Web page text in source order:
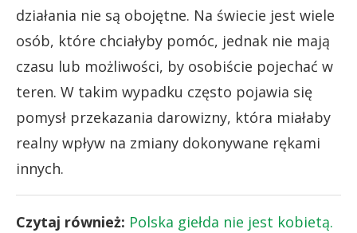
działania nie są obojętne. Na świecie jest wiele
osób, które chciałyby pomóc, jednak nie mają
czasu lub możliwości, by osobiście pojechać w
teren. W takim wypadku często pojawia się
pomysł przekazania darowizny, która miałaby
realny wpływ na zmiany dokonywane rękami
innych.
Czytaj również: Polska giełda nie jest kobietą.